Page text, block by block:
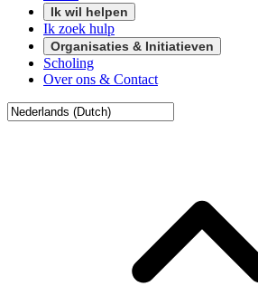
Ik wil helpen
Ik zoek hulp
Organisaties & Initiatieven
Scholing
Over ons & Contact